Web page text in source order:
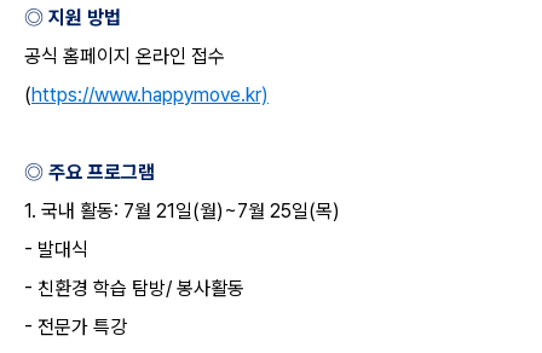
◎ 지원 방법
공식 홈페이지 온라인 접수
(https://www.happymove.kr)
◎ 주요 프로그램
1. 국내 활동: 7월 21일(월)~7월 25일(목)
- 발대식
- 친환경 학습 탐방/ 봉사활동
- 전문가 특강